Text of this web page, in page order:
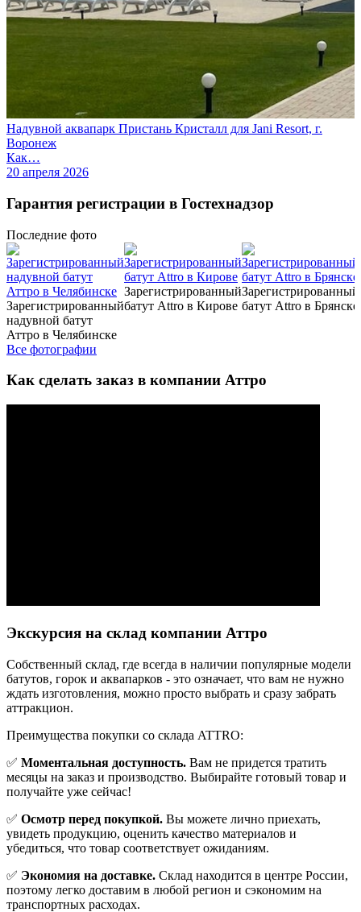
Надувной аквапарк Пристань Кристалл для Jani Resort, г.
Воронеж
Как…
20 апреля 2026
Гарантия регистрации в Гостехнадзор
Последние фото
Зарегистрированный
надувной батут
Аттро в Челябинске
Зарегистрированный
батут Attro в Кирове
Зарегистрированный
батут Attro в Брянске
Все фотографии
Как сделать заказ в компании Аттро
Экскурсия на склад компании Аттро
Cобственный склад, где всегда в наличии популярные модели
батутов, горок и аквапарков - это означает, что вам не нужно
ждать изготовления, можно просто выбрать и сразу забрать
аттракцион.
Преимущества покупки со склада ATTRO:
✅ Моментальная доступность. Вам не придется тратить
месяцы на заказ и производство. Выбирайте готовый товар и
получайте уже сейчас!
✅ Осмотр перед покупкой. Вы можете лично приехать,
увидеть продукцию, оценить качество материалов и
убедиться, что товар соответствует ожиданиям.
✅ Экономия на доставке. Склад находится в центре России,
поэтому легко доставим в любой регион и сэкономим на
транспортных расходах.